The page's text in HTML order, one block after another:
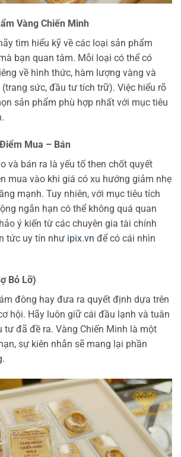
Vàng Chiến Minh
tìm hiểu kỹ về các loại sản phẩm
bạn quan tâm. Mỗi loại có thể có
về hình thức, hàm lượng vàng và
sức, đầu tư tích trữ). Việc hiểu rõ
sản phẩm phù hợp nhất với mục tiêu
Mua – Bán
và bán ra là yếu tố then chốt quyết
mua vào khi giá có xu hướng giảm nhẹ
mạnh. Tuy nhiên, với mục tiêu tích
ngắn hạn có thể không quá quan
ý kiến từ các chuyên gia tài chính
tức uy tín như ipix.vn để có cái nhìn
Bỏ Lỡ)
đông hay đưa ra quyết định dựa trên
hội. Hãy luôn giữ cái đầu lạnh và tuân
tư đã đề ra. Vàng Chiến Minh là một
sự kiên nhẫn sẽ mang lại phần